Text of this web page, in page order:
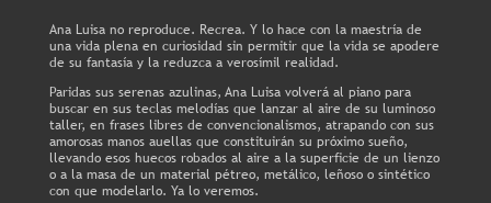
Ana Luisa no reproduce. Recrea. Y lo hace con la maestría de
una vida plena en curiosidad sin permitir que la vida se apodere
de su fantasía y la reduzca a verosímil realidad.
Paridas sus serenas azulinas, Ana Luisa volverá al piano para
buscar en sus teclas melodías que lanzar al aire de su luminoso
taller, en frases libres de convencionalismos, atrapando con sus
amorosas manos auellas que constituirán su próximo sueño,
llevando esos huecos robados al aire a la superficie de un lienzo
o a la masa de un material pétreo, metálico, leñoso o sintético
con que modelarlo. Ya lo veremos.